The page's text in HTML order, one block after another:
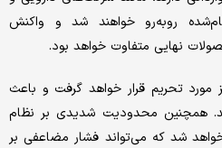
روبه‌رو خواهند شد و واکنش
نهایی متفاوت خواهد بود.
تحریم قرار خواهد گرفت و باعث
همچنین محدودیت شدیدی بر نظام
شد که می‌تواند فشار مضاعفی بر